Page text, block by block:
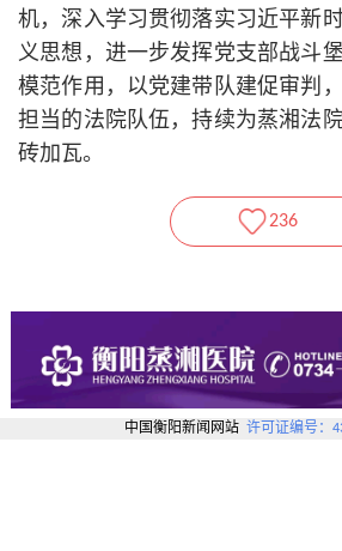
机，深入学习贯彻落实习近平新
义思想，进一步发挥党支部战斗
模范作用，以党建带队建促审判
担当的法院队伍，持续为蒸湘法
砖加瓦。
236
中国衡阳新闻网站 许可证编号：